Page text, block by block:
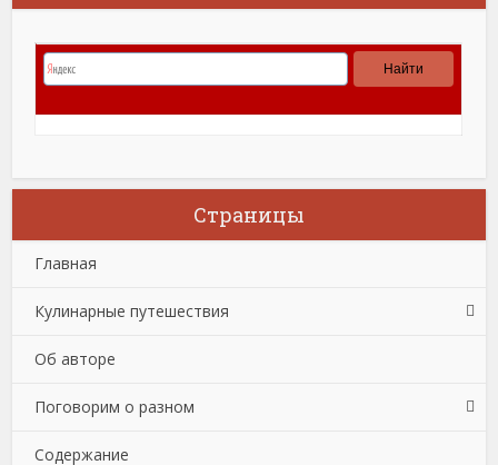
Страницы
Главная
Кулинарные путешествия
Об авторе
Поговорим о разном
Содержание